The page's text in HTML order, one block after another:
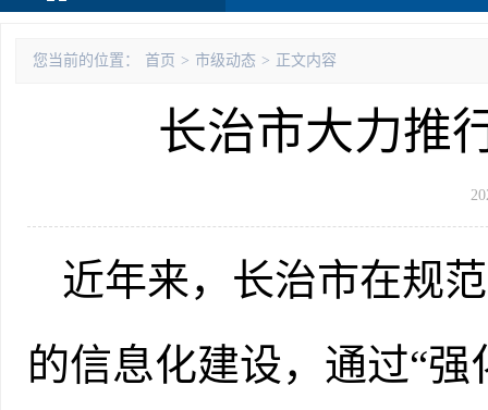
您当前的位置： 首页 > 市级动态 > 正文内容
长治市大力推
近年来，长治市在规
的信息化建设，通过“